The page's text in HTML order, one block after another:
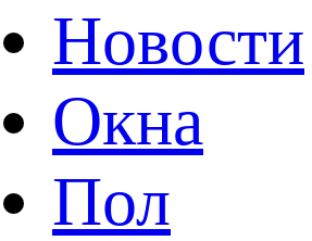
Новости
Окна
Пол